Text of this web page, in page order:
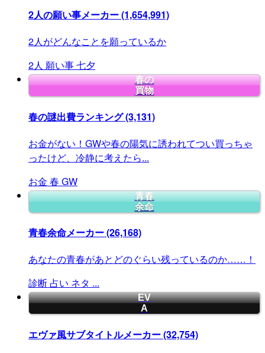
2人の願い事メーカー(1,654,991)
2人がどんなことを願っているか
2人 願い事七夕
春の
買物
春の謎出費ランキング(3,131)
お金がない！GWや春の陽気に誘われてつい買っちゃ
ったけど、冷静に考えたら...
お金 春 GW
青春
余命
青春余命メーカー(26,168)
あなたの青春があとどのぐらい残っているのか……！
診断 占い ネタ ...
EV
A
エヴァ風サブタイトルメーカー(32,754)